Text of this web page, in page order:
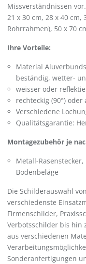
Missverständnissen
21 x 30 cm, 28 x 40 cm,
Rohrrahmen), 50 x 70
Ihre Vorteile:
Material
beständig, wetter-
weisser oder
rechteckig (90°)
Verschiedene
Qualitätsgarantie:
Montagezubehör je
Metall-
Bodenbeläge
Die Schilderauswahl
verschiedenste
Firmenschilder,
Verbotsschilder bis hin
aus verschiedenen
Sonderanfertigungen